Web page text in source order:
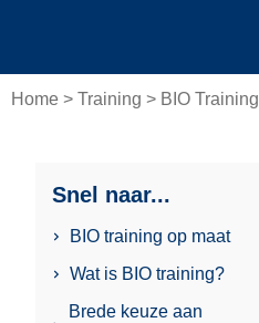
Home > Training > BIO Training
Snel naar...
BIO training op maat
Wat is BIO training?
Brede keuze aan